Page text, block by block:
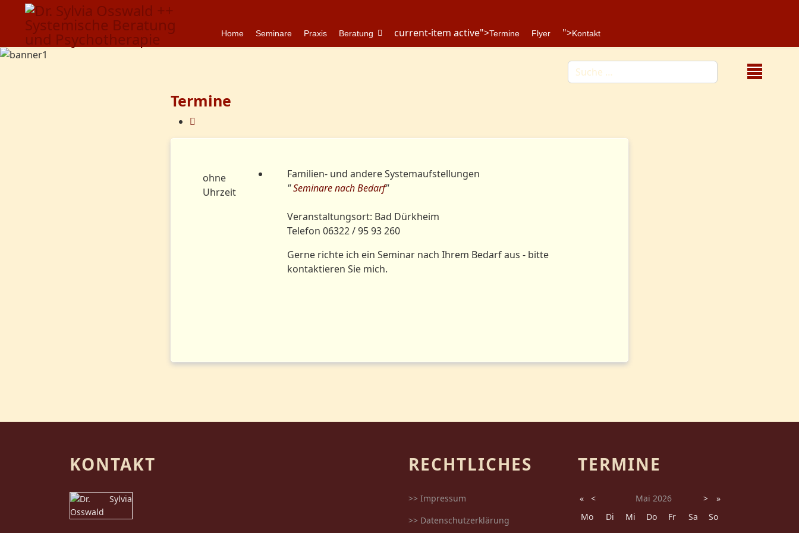
Home Seminare Praxis Beratung current-item active">Termine Flyer ">Kontakt
Suchen
Termine
ohne
Uhrzeit
Familien- und andere Systemaufstellungen
"Seminare nach Bedarf"
Veranstaltungsort: Bad Dürkheim
Telefon 06322 / 95 93 260
Gerne richte ich ein Seminar nach Ihrem Bedarf aus - bitte
kontaktieren Sie mich.
KONTAKT RECHTLICHES
>> Impressum
>> Datenschutzerklärung
TERMINE
« < Mai 2026 >
»
Mo
Di Mi Do Fr Sa So